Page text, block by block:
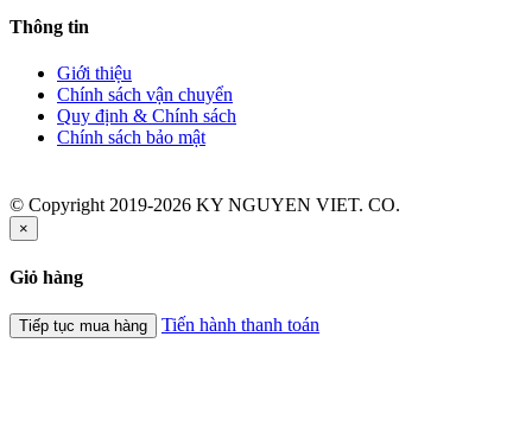
Thông tin
Giới thiệu
Chính sách vận chuyển
Quy định & Chính sách
Chính sách bảo mật
© Copyright 2019-2026 KY NGUYEN VIET. CO.
×
Giỏ hàng
Tiếp tục mua hàng Tiến hành thanh toán